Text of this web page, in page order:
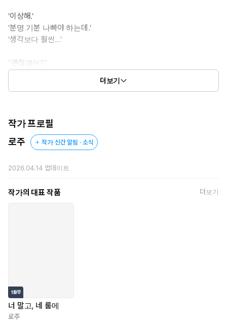
'이상해.'
'분명 기분 나빠야 하는데.'
'생각보다 훨씬…'
"괜찮겠어?"
"남친 말고 나랑 이러고 있는 거."
"어쩔 수 없다기엔.. 너무 좋아하는데."
더보기
작가 프로필
로주
작가 신간 알림 · 소식
2026.04.14업데이트
작가의 대표 작품 더보기
너 말고, 네 룸메
로주